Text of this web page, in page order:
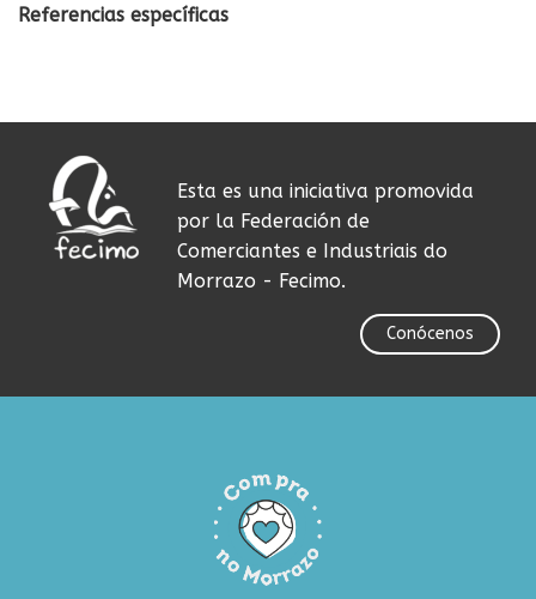
Referencias específicas
Esta es una iniciativa promovida
por la Federación de
Comerciantes e Industriais do
Morrazo - Fecimo.
Conócenos